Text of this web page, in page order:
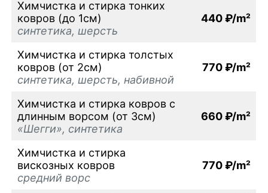
Химчистка и стирка тонких
ковров (до 1см)
синтетика, шерсть
440 ₽/m²
Химчистка и стирка толстых
ковров (от 2см)
синтетика, шерсть, набивной
770 ₽/m²
Химчистка и стирка ковров с
длинным ворсом (от 3см)
«Шегги», синтетика
660 ₽/m²
Химчистка и стирка
вискозных ковров
средний ворс
770 ₽/m²